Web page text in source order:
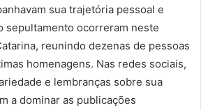
sua trajetória pessoal e
sepultamento ocorreram neste
reunindo dezenas de pessoas
homenagens. Nas redes sociais,
e lembranças sobre sua
a dominar as publicações